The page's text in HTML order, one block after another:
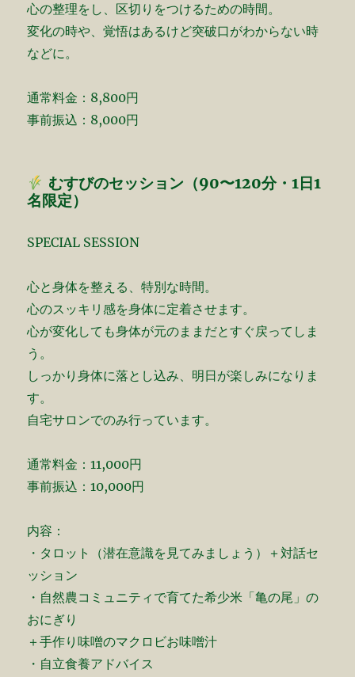
心の整理をし、区切りをつけるための時間。
変化の時や、覚悟はあるけど突破口がわからない時
などに。
通常料金：8,800円
事前振込：8,000円
むすびのセッション（90〜120分・1日1
名限定）
SPECIAL SESSION
心と身体を整える、特別な時間。
心のスッキリ感を身体に定着させます。
心が変化しても身体が元のままだとすぐ戻ってしま
う。
しっかり身体に落とし込み、明日が楽しみになりま
す。
自宅サロンでのみ行っています。
通常料金：11,000円
事前振込：10,000円
内容：
・タロット（潜在意識を見てみましょう）＋対話セ
ッション
・自然農コミュニティで育てた希少米「亀の尾」の
おにぎり
＋手作り味噌のマクロビお味噌汁
・自立食養アドバイス